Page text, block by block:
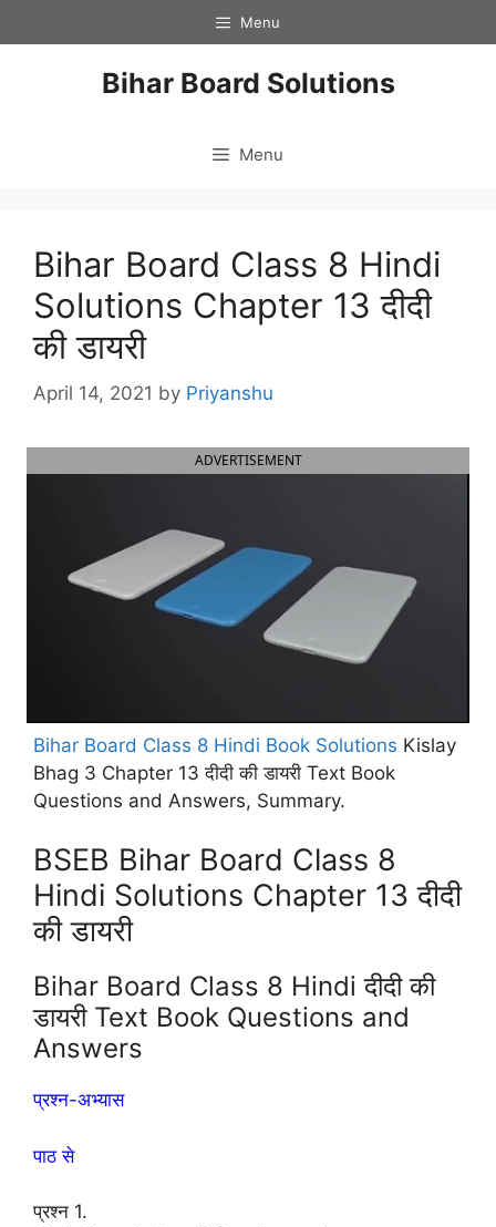
to
Menu
Bihar Board Solutions
Menu
Bihar Board Class 8 Hindi
Solutions Chapter 13 दीदी
की डायरी
April 14, 2021 by Priyanshu
ADVERTISEMENT
Bihar Board Class 8 Hindi Book Solutions Kislay
Bhag 3 Chapter 13 दीदी की डायरी Text Book
Questions and Answers, Summary.
BSEB Bihar Board Class 8
Hindi Solutions Chapter 13 दीदी
की डायरी
Bihar Board Class 8 Hindi दीदी की
डायरी Text Book Questions and
Answers
प्रश्न-अभ्यास
पाठ से
प्रश्न 1.